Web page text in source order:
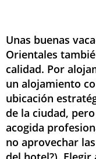
Unas buenas
Orientales
calidad. Por
un alojamiento
ubicación
de la ciudad,
acogida
no aprovechar